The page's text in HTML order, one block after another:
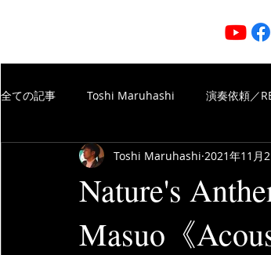
全ての記事 Toshi Maruhashi 演奏依頼／
楽譜制作／SCORE TheFreeSpiritsMusic
YouTube
Nature's
Masuo《
Toshi Maruhashi 2021年11月